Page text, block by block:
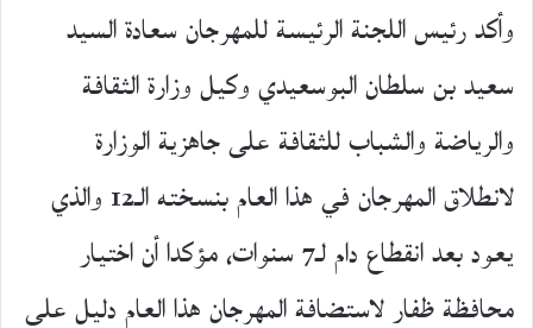
وأكد رئيس اللجنة الرئيسة للمهرجان سعادة السيد
سعيد بن سلطان البوسعيدي وكيل وزارة الثقافة
والرياضة والشباب للثقافة على جاهزية الوزارة
لانطلاق المهرجان في هذا العام بنسخته الـ12 والذي
يعود بعد انقطاع دام لـ7 سنوات، مؤكدا أن اختيار
محافظة ظفار لاستضافة المهرجان هذا العام دليل على